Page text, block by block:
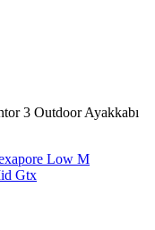
3 Outdoor Ayakkabı
Low M
Gtx